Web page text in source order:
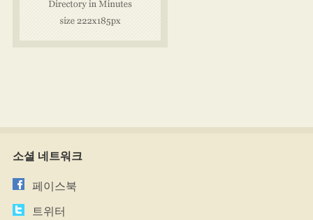
소셜 네트워크
페이스북
트위터